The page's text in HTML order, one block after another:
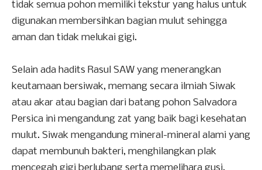
tidak semua pohon memiliki tekstur yang halus untuk
digunakan membersihkan bagian mulut sehingga
aman dan tidak melukai gigi.
Selain ada hadits Rasul SAW yang menerangkan
keutamaan bersiwak, memang secara ilmiah Siwak
atau akar atau bagian dari batang pohon Salvadora
Persica ini mengandung zat yang baik bagi kesehatan
mulut. Siwak mengandung mineral-mineral alami yang
dapat membunuh bakteri, menghilangkan plak
mencegah gigi berlubang serta memelihara gusi.